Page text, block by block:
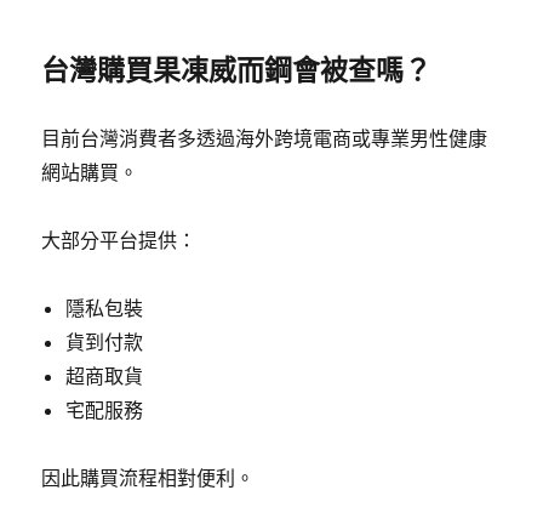
台灣購買果凍威而鋼會被查嗎？
目前台灣消費者多透過海外跨境電商或專業男性健康
網站購買。
大部分平台提供：
隱私包裝
貨到付款
超商取貨
宅配服務
因此購買流程相對便利。